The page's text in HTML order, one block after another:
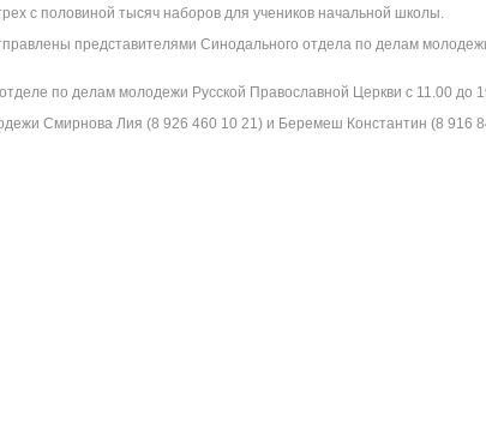
с половиной тысяч наборов для учеников начальной школы.
представителями Синодального отдела по делам
по делам молодежи Русской Православной Церкви с 11.00 до
Смирнова Лия (8 926 460 10 21) и Беремеш Константин (8 916